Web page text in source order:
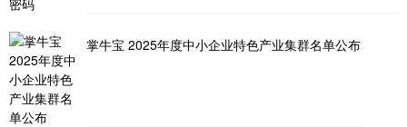
掌牛宝 2025年度中小企业特色产业集群名单公布